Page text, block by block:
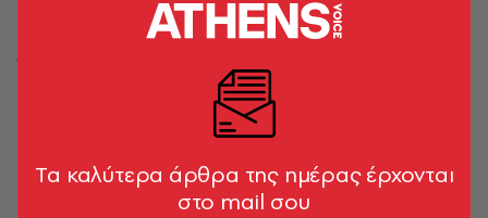
Τα YOLO της Τετάρτης 20.05.2026
Όσα μας έφτιαξαν τη διάθεση στο ίντερνετ
Λίνα Μανδράκου
1’ ΔΙΑΒΑΣΜΑ
Tα καλύτερα άρθρα της ημέρας έρχονται
στο mail σου